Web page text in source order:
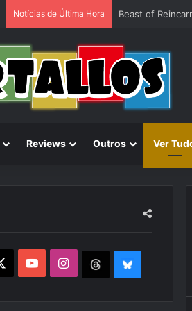
Notícias de Última Hora
Reviews Outros Ver
Y
I